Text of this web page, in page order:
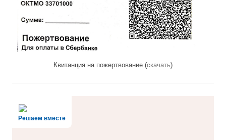
Квитанция на пожертвование (скачать)
Решаем вместе